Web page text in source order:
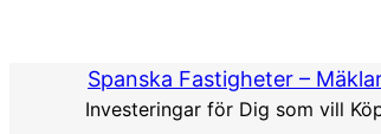
Spanska Fastigheter –
Investeringar för Dig som vill